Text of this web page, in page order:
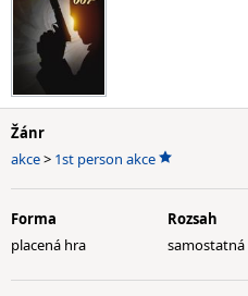
Žánr
akce> 1st person akce
Forma
placená hra
Rozsah
samostatná